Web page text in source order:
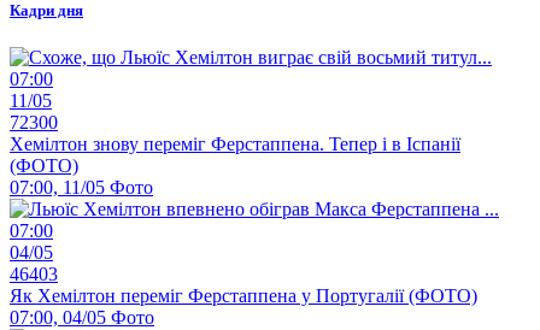
Кадри дня
07:00
11/05
72300
Хемілтон знову переміг Ферстаппена. Тепер і в Іспанії
(ФОТО)
07:00, 11/05 Фото
07:00
04/05
46403
Як Хемілтон переміг Ферстаппена у Португалії (ФОТО)
07:00, 04/05 Фото